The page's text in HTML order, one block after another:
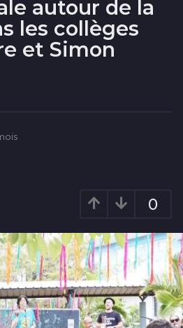
autour de la
les collèges
et Simon
0